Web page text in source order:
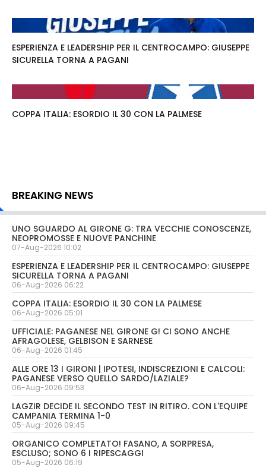
ESPERIENZA E LEADERSHIP PER IL CENTROCAMPO: GIUSEPPE
SICURELLA TORNA A PAGANI
COPPA ITALIA: ESORDIO IL 30 CON LA PALMESE
BREAKING NEWS
UNO SGUARDO AL GIRONE G: TRA VECCHIE CONOSCENZE,
NEOPROMOSSE E NUOVE PANCHINE
07-Aug-2026 10:02
ESPERIENZA E LEADERSHIP PER IL CENTROCAMPO: GIUSEPPE
SICURELLA TORNA A PAGANI
06-Aug-2026 06:22
COPPA ITALIA: ESORDIO IL 30 CON LA PALMESE
06-Aug-2026 05:01
UFFICIALE: PAGANESE NEL GIRONE G! CI SONO ANCHE
AFRAGOLESE, GELBISON E SARNESE
06-Aug-2026 01:45
ALLE ORE 13 I GIRONI | IPOTESI, INDISCREZIONI E CALCOLI:
PAGANESE VERSO QUELLO SARDO/LAZIALE?
06-Aug-2026 09:53
LAGZIR DECIDE IL SECONDO TEST IN RITIRO. CON L'EQUIPE
CAMPANIA TERMINA 1-0
05-Aug-2026 09:45
ORGANICO COMPLETATO! FASANO, A SORPRESA,
ESCLUSO; SONO 6 I RIPESCAGGI
05-Aug-2026 06:19